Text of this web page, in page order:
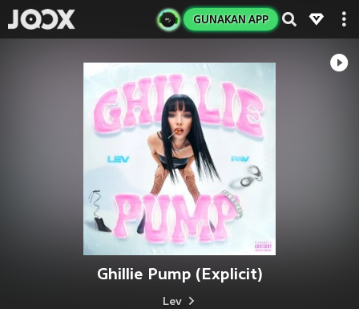
GUNAKAN APP
Ghillie Pump (Explicit)
Lev